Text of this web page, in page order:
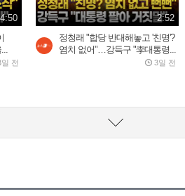
4:50
일 전
2:52
정청래 "합당 반대해놓고 '친명'?
염치 없어"…강득구 "李대통령...
3일 전